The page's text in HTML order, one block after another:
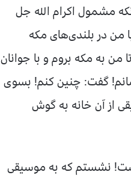
مشمول اکرام الله جل
من در بلندی‌های مکه
به مکه بروم و با جوانان
گفت: چنین کنم! بسوی
از آن خانه به گوش
نشستم که به موسیقی